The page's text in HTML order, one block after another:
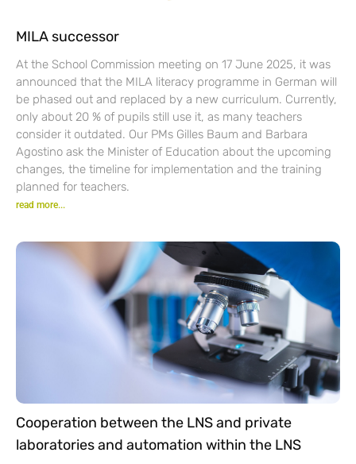
MILA successor
At the School Commission meeting on 17 June 2025, it was
announced that the MILA literacy programme in German will
be phased out and replaced by a new curriculum. Currently,
only about 20 % of pupils still use it, as many teachers
consider it outdated. Our PMs Gilles Baum and Barbara
Agostino ask the Minister of Education about the upcoming
changes, the timeline for implementation and the training
planned for teachers.
read more...
Cooperation between the LNS and private
laboratories and automation within the LNS